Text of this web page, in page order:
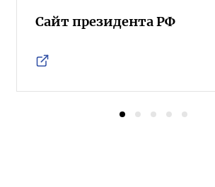
Сайт президента РФ